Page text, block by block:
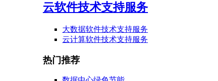
云软件技术支持服务
大数据软件技术支持服务
云计算软件技术支持服务
热门推荐